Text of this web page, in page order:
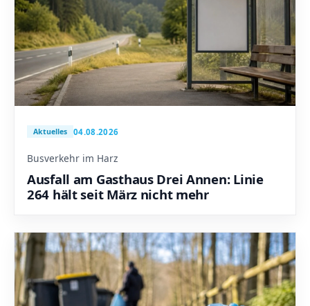
Aktuelles 04.08.2026
Busverkehr im Harz
Ausfall am Gasthaus Drei Annen: Linie
264 hält seit März nicht mehr